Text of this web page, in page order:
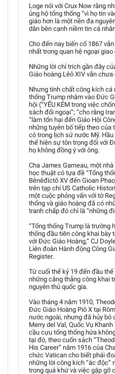
Loge nói với Crux Now rằng
ủng hộ tổng thống “vì họ tin
giáo hơn là một nền đa
dân bên cạnh niềm tin cá
Cho đến nay biến cố 1867
nhất trong quan hệ ngoại giao
Những lời chỉ trích gần đây
Giáo hoàng Lêô XIV vẫn
Nhưng tính chất công kích cá
thống Trump nhằm vào Đức
hội (“YẾU KÉM trong việc
sách đối ngoại”; “cho rằng
“làm tổn hại đến Giáo Hội
những tuyên bố tiếp theo
có trong lịch sử nước Mỹ.
thể hiện sự tôn trọng đối với
họ không đồng ý với ông.
Cha James Garneau, một
học thuật có tựa đề “Tổng
Bênêđíctô XV đến Gioan
trên tạp chí US Catholic
một cuộc phỏng vấn với tờ
thống và giáo hoàng đã có
tranh chấp đó chỉ là “những
“Tổng thống Trump là trường
thống đầu tiên công khai bày
với Đức Giáo Hoàng,” CJ
Liên đoàn Hành động Công
Register.
Từ cuối thế kỷ 19 đến đầu
những căng thẳng công khai
nguyên thủ quốc gia.
Vào tháng 4 năm 1910,
Đức Giáo Hoàng Piô X tại
nước ngoài, nhưng đã hủy bỏ
Merry del Val, Quốc Vụ
cầu cựu tổng thống hứa
tại đó, theo cuốn sách
His Career” năm 1916 của
chức Vatican cho biết phái
những lời công kích “ác độc”
trong quá khứ và việc gặp gỡ